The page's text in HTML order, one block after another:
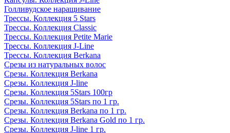
Голливудское наращивание
Трессы. Коллекция 5 Stars
Трессы. Коллекция Classic
Трессы. Коллекция Petite Marie
Трессы. Коллекция J-Line
Трессы. Коллекция Berkana
Срезы из натуральных волос
Срезы. Коллекция Berkana
Срезы. Коллекция J-line
Срезы. Коллекция 5Stars 100гр
Срезы. Коллекция 5Stars по 1 гр.
Срезы. Коллекция Berkana по 1 гр.
Срезы. Коллекция Berkana Gold по 1 гр.
Срезы. Коллекция J-line 1 гр.